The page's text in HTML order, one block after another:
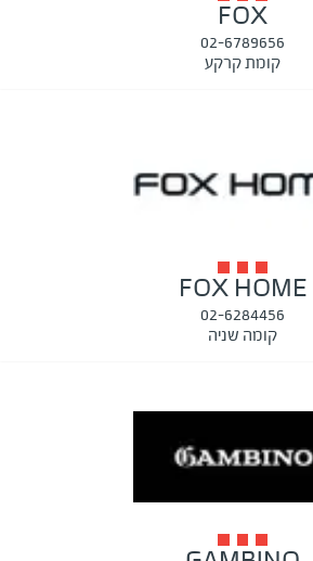
FOX
02-6789656
קומת קרקע
FOX HOME
02-6284456
קומה שניה